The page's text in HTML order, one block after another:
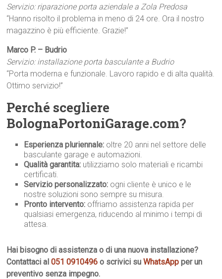
Servizio: riparazione porta aziendale a Zola Predosa
“Hanno risolto il problema in meno di 24 ore. Ora il nostro
magazzino è più efficiente. Grazie!”
Marco P. – Budrio
Servizio: installazione porta basculante a Budrio
“Porta moderna e funzionale. Lavoro rapido e di alta qualità.
Ottimo servizio!”
Perché scegliere
BolognaPortoniGarage.com?
Esperienza pluriennale: oltre 20 anni nel settore delle
basculante garage e automazioni.
Qualità garantita: utilizziamo solo materiali e ricambi
certificati.
Servizio personalizzato: ogni cliente è unico e le
nostre soluzioni sono sempre su misura.
Pronto intervento: offriamo assistenza rapida per
qualsiasi emergenza, riducendo al minimo i tempi di
attesa.
Hai bisogno di assistenza o di una nuova installazione?
Contattaci al051 0910496 o scrivici suWhatsApp per un
preventivo senza impegno.